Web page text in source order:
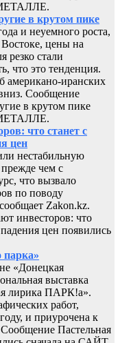
в крутом пике
и неуемного роста,
цены на
резко стали
что это тенденция.
американо-иранских
Сообщение
в крутом пике
что станет с
цен
нестабильную
чем с
что вызвало
по поводу
Zakon.kz.
инвесторов: что
цен появились
парка»
«Донецкая
выставка
лирика ПАРК!а».
работ,
и приурочена к
Пастельная